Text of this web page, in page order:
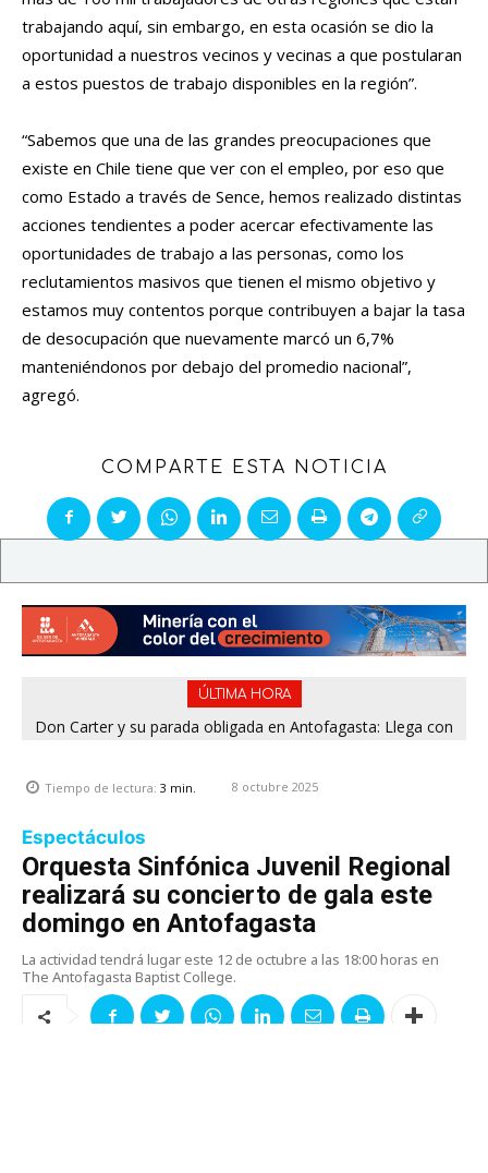
trabajando aquí, sin embargo, en esta ocasión se dio la
oportunidad a nuestros vecinos y vecinas a que postularan
a estos puestos de trabajo disponibles en la región”.
“Sabemos que una de las grandes preocupaciones que
existe en Chile tiene que ver con el empleo, por eso que
como Estado a través de Sence, hemos realizado distintas
acciones tendientes a poder acercar efectivamente las
oportunidades de trabajo a las personas, como los
reclutamientos masivos que tienen el mismo objetivo y
estamos muy contentos porque contribuyen a bajar la tasa
de desocupación que nuevamente marcó un 6,7%
manteniéndonos por debajo del promedio nacional”,
agregó.
COMPARTE ESTA NOTICIA